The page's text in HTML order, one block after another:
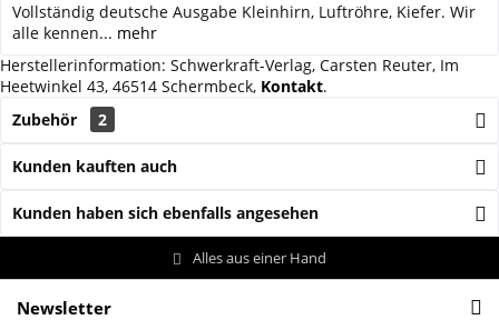
Vollständig deutsche Ausgabe Kleinhirn, Luftröhre, Kiefer. Wir
alle kennen... mehr
Herstellerinformation: Schwerkraft-Verlag, Carsten Reuter, Im
Heetwinkel 43, 46514 Schermbeck, Kontakt.
Zubehör
2
Kunden kauften auch
Kunden haben sich ebenfalls angesehen
Alles aus einer Hand
Newsletter